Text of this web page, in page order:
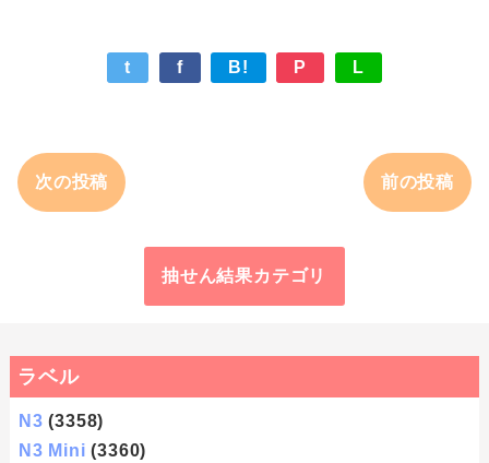
t f B! P L
次の投稿 前の投稿
抽せん結果カテゴリ
ラベル
N3 (3358)
N3 Mini (3360)